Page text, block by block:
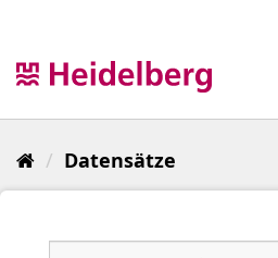
Datensätze